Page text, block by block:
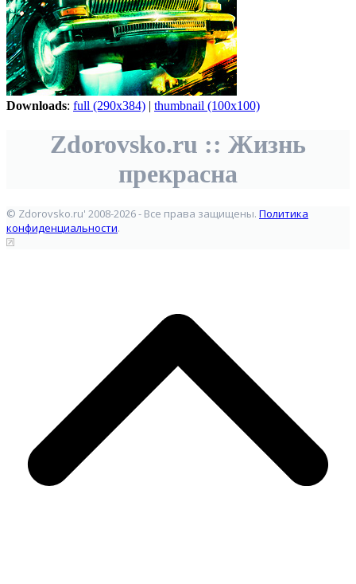
Downloads: full (290x384) | thumbnail (100x100)
Zdorovsko.ru :: Жизнь
прекрасна
© Zdorovsko.ru' 2008-2026 - Все права защищены. Политика
конфиденциальности.